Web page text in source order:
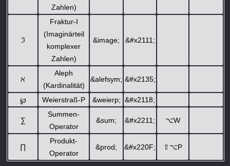
Zahlen)
ℑ
Fraktur-I
(Imaginärteil
komplexer
Zahlen)
&image; &#x2111;
ℵ
Aleph
(Kardinalität)
&alefsym; &#x2135;
℘ Weierstraß-P &weierp; &#x2118;
∑
Summen-
Operator
&sum; &#x2211; ⌥W
∏
Produkt-
Operator
&prod; &#x220F; ⇧ ⌥P